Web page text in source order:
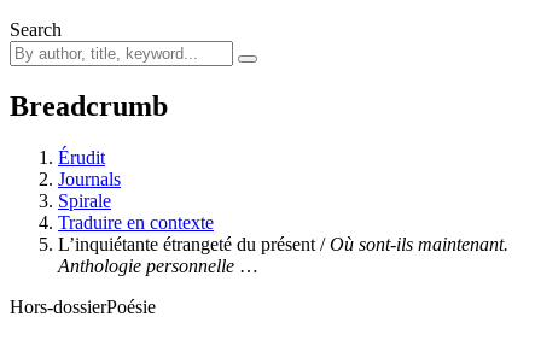
Search
Breadcrumb
Érudit
Journals
Spirale
Traduire en contexte
L’inquiétante étrangeté du présent /Où sont-ils maintenant.
Anthologie personnelle …
Hors-dossierPoésie